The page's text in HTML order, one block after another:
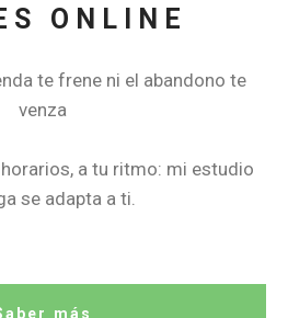
ONLINE
te frene ni el abandono te
venza
a tu ritmo: mi estudio
se adapta a ti.
más